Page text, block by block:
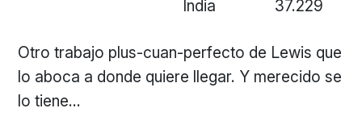
India
37.229
Otro trabajo plus-cuan-perfecto de Lewis que
lo aboca a donde quiere llegar. Y merecido se
lo tiene…